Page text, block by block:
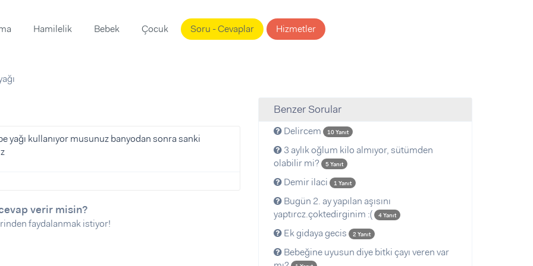
Hamilelik Bebek Çocuk Soru - Cevaplar Hizmetler
yağı kullanıyor musunuz banyodan sonra sanki
verir misin?
faydalanmak istiyor!
Benzer Sorular
Delircem 10 Yanıt
3 aylık oğlum kilo almıyor, sütümden
olabilir mi?
5 Yanıt
Demir ilaci 1 Yanıt
Bugün 2. ay yapılan aşısını
yaptırcz.çoktedirginim :(
4 Yanıt
Ek gidaya gecis 2 Yanıt
Bebeğine uyusun diye bitki çayı veren var